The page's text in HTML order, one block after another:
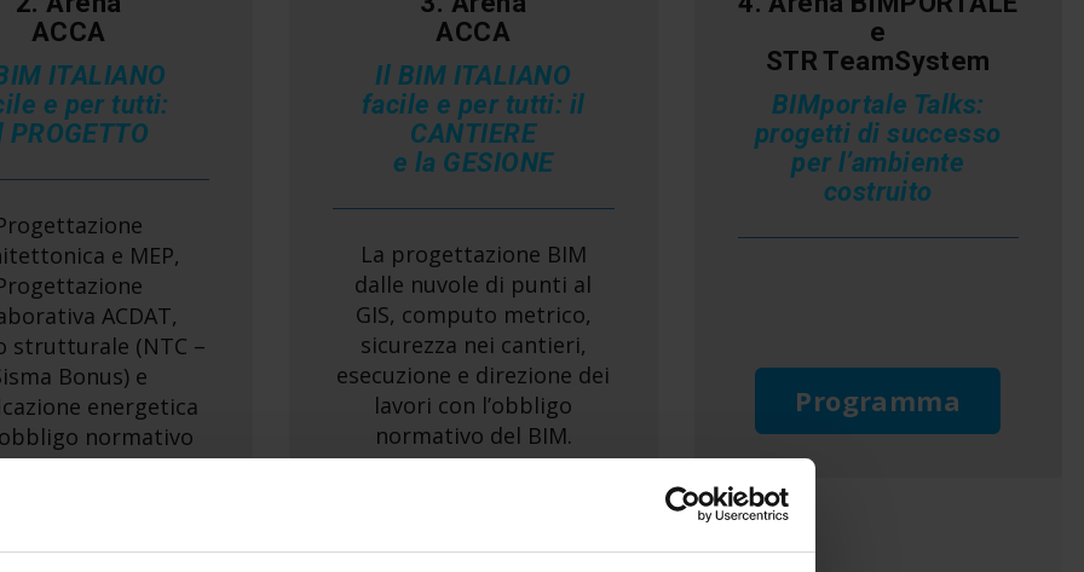
ACCA
ITALIANO
e per tutti:
PROGETTO
e MEP,
ACDAT,
strutturale (NTC –
Bonus) e
energetica
normativo
del BIM.
ACCA
Il BIM ITALIANO
facile e per tutti: il
CANTIERE
e la GESIONE
La progettazione BIM
dalle nuvole di punti al
GIS, computo metrico,
sicurezza nei cantieri,
esecuzione e direzione dei
lavori con l’obbligo
normativo del BIM.
Programma
e
STR TeamSystem
BIMportale Talks:
progetti di successo
per l’ambiente
costruito
Programma